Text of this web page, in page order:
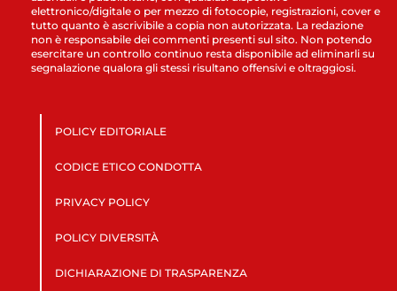
elettronico/digitale o per mezzo di fotocopie, registrazioni, cover e
tutto quanto è ascrivibile a copia non autorizzata. La redazione
non è responsabile dei commenti presenti sul sito. Non potendo
esercitare un controllo continuo resta disponibile ad eliminarli su
segnalazione qualora gli stessi risultano offensivi e oltraggiosi.
POLICY EDITORIALE
CODICE ETICO CONDOTTA
PRIVACY POLICY
POLICY DIVERSITÀ
DICHIARAZIONE DI TRASPARENZA